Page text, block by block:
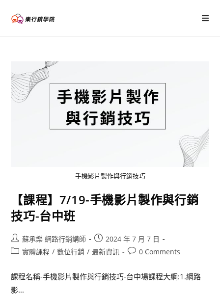
手機影片製作與行銷技巧
【課程】7/19-手機影片製作與行銷
技巧-台中班
蘇承樂 網路行銷講師
2024 年 7 月 7 日
實體課程 / 數位行銷 / 最新資訊 0 Comments
課程名稱-手機影片製作與行銷技巧-台中場課程大綱:1.網路
影...